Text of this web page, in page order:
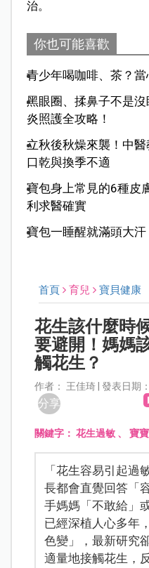
治。
你也可能喜歡
青少年喝咖啡、茶？當
黑眼圈、揉鼻子不是
炎照護全攻略！
立秋後秋燥來襲！中醫
口乾與換季不適
寶包身上常見的6種皮
利求醫確實
寶包一睡醒就滿頭大
首頁 育兒 寶貝健康
花生該什麼時
要避開！媽媽
觸花生？
作者： 王佳琦 | 發表日期
分享
關鍵字：花生過敏 、寶
「花生容易引起過
長都會直覺回答「
手媽媽「不敢給」
已經深植人心多年
色變」，最新研究
適量地接觸花生，